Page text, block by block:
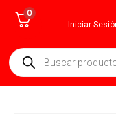
0
Iniciar